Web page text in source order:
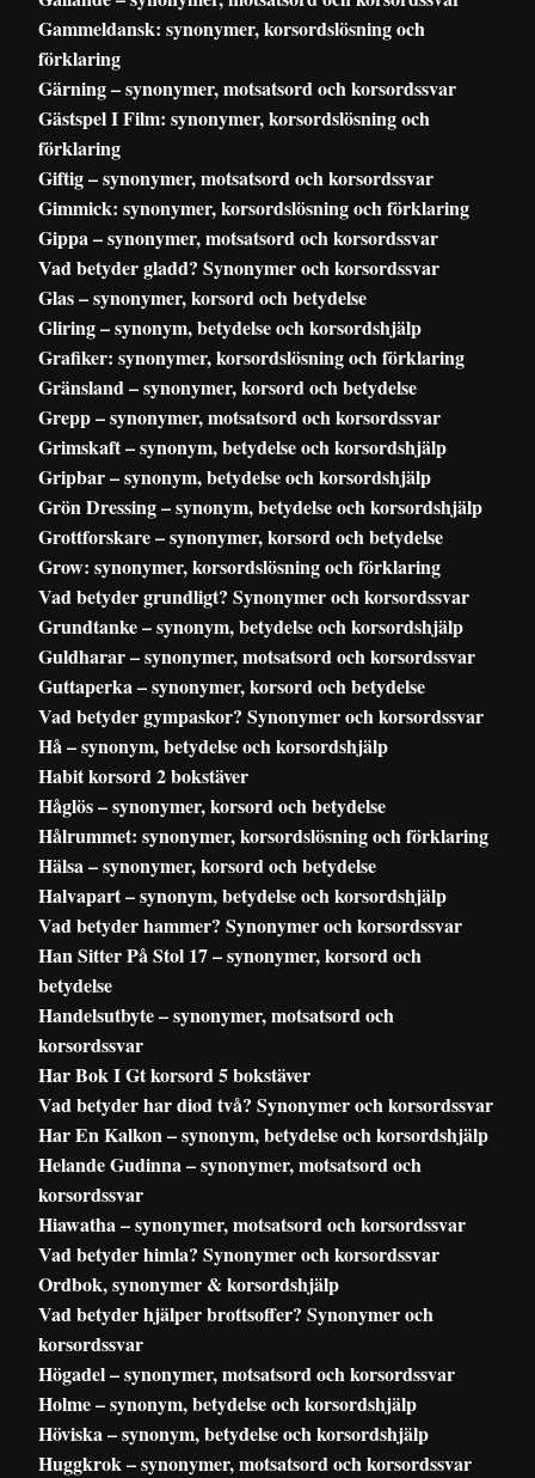
Gammeldansk: synonymer, korsordslösning och
förklaring
Gärning – synonymer, motsatsord och korsordssvar
Gästspel I Film: synonymer, korsordslösning och
förklaring
Giftig – synonymer, motsatsord och korsordssvar
Gimmick: synonymer, korsordslösning och förklaring
Gippa – synonymer, motsatsord och korsordssvar
Vad betyder gladd? Synonymer och korsordssvar
Glas – synonymer, korsord och betydelse
Gliring – synonym, betydelse och korsordshjälp
Grafiker: synonymer, korsordslösning och förklaring
Gränsland – synonymer, korsord och betydelse
Grepp – synonymer, motsatsord och korsordssvar
Grimskaft – synonym, betydelse och korsordshjälp
Gripbar – synonym, betydelse och korsordshjälp
Grön Dressing – synonym, betydelse och korsordshjälp
Grottforskare – synonymer, korsord och betydelse
Grow: synonymer, korsordslösning och förklaring
Vad betyder grundligt? Synonymer och korsordssvar
Grundtanke – synonym, betydelse och korsordshjälp
Guldharar – synonymer, motsatsord och korsordssvar
Guttaperka – synonymer, korsord och betydelse
Vad betyder gympaskor? Synonymer och korsordssvar
Hå – synonym, betydelse och korsordshjälp
Habit korsord 2 bokstäver
Håglös – synonymer, korsord och betydelse
Hålrummet: synonymer, korsordslösning och förklaring
Hälsa – synonymer, korsord och betydelse
Halvapart – synonym, betydelse och korsordshjälp
Vad betyder hammer? Synonymer och korsordssvar
Han Sitter På Stol 17 – synonymer, korsord och
betydelse
Handelsutbyte – synonymer, motsatsord och
korsordssvar
Har Bok I Gt korsord 5 bokstäver
Vad betyder har diod två? Synonymer och korsordssvar
Har En Kalkon – synonym, betydelse och korsordshjälp
Helande Gudinna – synonymer, motsatsord och
korsordssvar
Hiawatha – synonymer, motsatsord och korsordssvar
Vad betyder himla? Synonymer och korsordssvar
Ordbok, synonymer & korsordshjälp
Vad betyder hjälper brottsoffer? Synonymer och
korsordssvar
Högadel – synonymer, motsatsord och korsordssvar
Holme – synonym, betydelse och korsordshjälp
Höviska – synonym, betydelse och korsordshjälp
Huggkrok – synonymer, motsatsord och korsordssvar